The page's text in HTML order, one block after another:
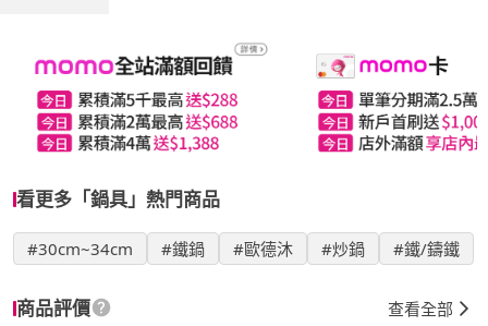
看更多「鍋具」熱門商品
#30cm~34cm #鐵鍋 #歐德沐 #炒鍋 #鐵/鑄鐵
商品評價 查看全部